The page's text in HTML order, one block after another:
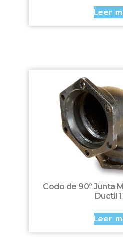
Leer
Codo de 90° Junta
Ductil
Leer